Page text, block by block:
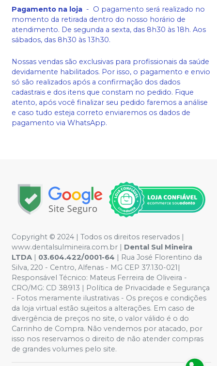
Pagamento na loja - O pagamento será realizado no
momento da retirada dentro do nosso horário de
atendimento. De segunda a sexta, das 8h30 às 18h. Aos
sábados, das 8h30 às 13h30.
Nossas vendas são exclusivas para profissionais da saúde
devidamente habilitados. Por isso, o pagamento e envio
só são realizados após a confirmação dos dados
cadastrais e dos itens que constam no pedido. Fique
atento, após você finalizar seu pedido faremos a análise
e caso tudo esteja correto enviaremos os dados de
pagamento via WhatsApp.
Copyright © 2024 | Todos os direitos reservados |
www.dentalsulmineira.com.br | Dental Sul Mineira
LTDA | 03.604.422/0001-64 | Rua José Florentino da
Silva, 220 - Centro, Alfenas - MG CEP 37.130-021|
Responsável Técnico: Mateus Ferreira de Oliveira -
CRO/MG: CD 38913 | Política de Privacidade e Segurança
- Fotos meramente ilustrativas - Os preços e condições
da loja virtual estão sujeitos a alterações. Em caso de
divergência de preços no site, o valor válido é o do
Carrinho de Compra. Não vendemos por atacado, por
isso nos reservamos o direito de não atender compras
de grandes volumes pelo site.